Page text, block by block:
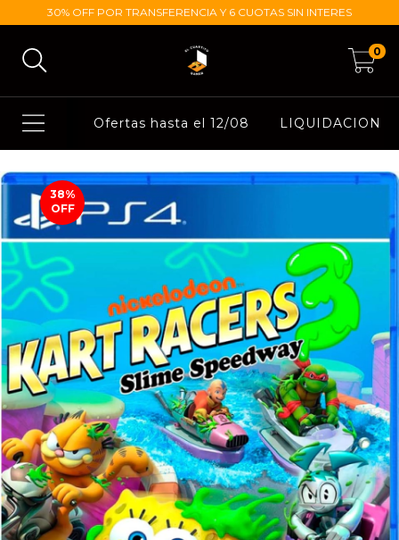
30% OFF POR TRANSFERENCIA Y 6 CUOTAS SIN INTERES
0
Ofertas hasta el 12/08 LIQUIDACION
38%
OFF